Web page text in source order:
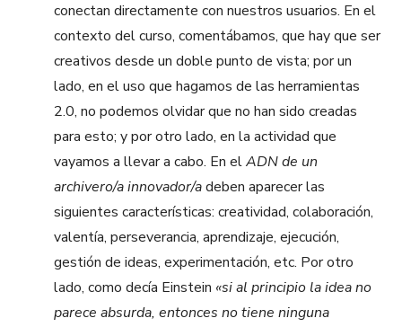
conectan directamente con nuestros usuarios. En el
contexto del curso, comentábamos, que hay que ser
creativos desde un doble punto de vista; por un
lado, en el uso que hagamos de las herramientas
2.0, no podemos olvidar que no han sido creadas
para esto; y por otro lado, en la actividad que
vayamos a llevar a cabo. En elADN de un
archivero/a innovador/adeben aparecer las
siguientes características: creatividad, colaboración,
valentía, perseverancia, aprendizaje, ejecución,
gestión de ideas, experimentación, etc. Por otro
lado, como decía Einstein «si al principio la idea no
parece absurda, entonces no tiene ninguna